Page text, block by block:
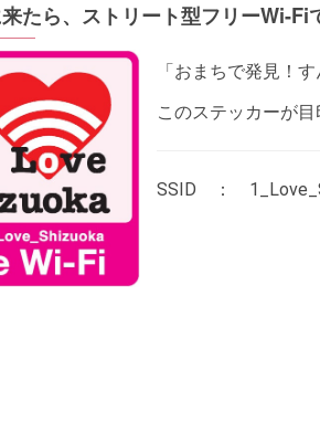
たら、ストリート型フリーWi-Fi
「おまちで発見！
このステッカーが目
SSID ：